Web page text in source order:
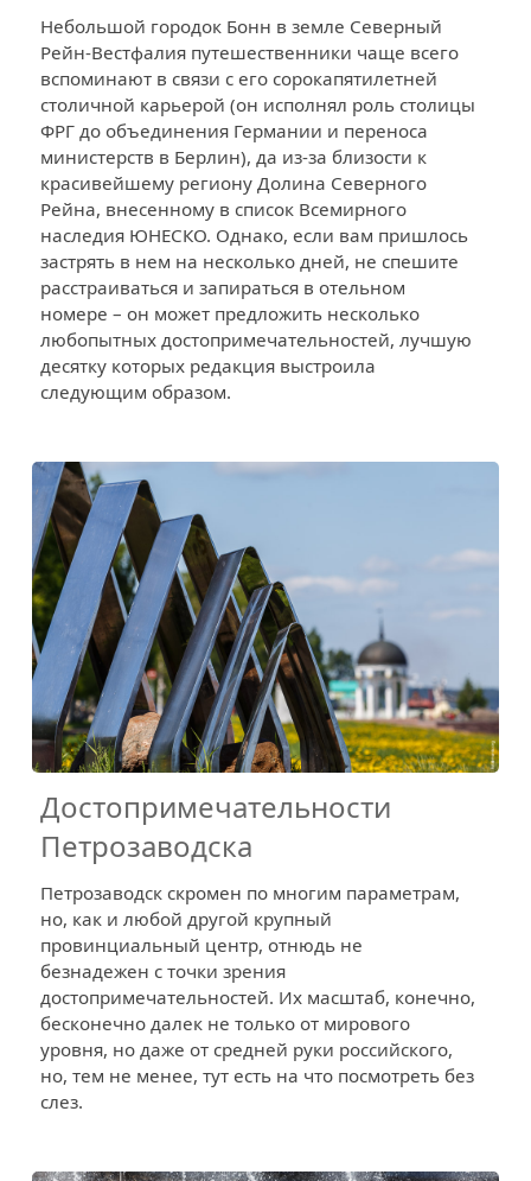
Небольшой городок Бонн в земле Северный
Рейн-Вестфалия путешественники чаще всего
вспоминают в связи с его сорокапятилетней
столичной карьерой (он исполнял роль столицы
ФРГ до объединения Германии и переноса
министерств в Берлин), да из-за близости к
красивейшему региону Долина Северного
Рейна, внесенному в список Всемирного
наследия ЮНЕСКО. Однако, если вам пришлось
застрять в нем на несколько дней, не спешите
расстраиваться и запираться в отельном
номере – он может предложить несколько
любопытных достопримечательностей, лучшую
десятку которых редакция выстроила
следующим образом.
Достопримечательности
Петрозаводска
Петрозаводск скромен по многим параметрам,
но, как и любой другой крупный
провинциальный центр, отнюдь не
безнадежен с точки зрения
достопримечательностей. Их масштаб, конечно,
бесконечно далек не только от мирового
уровня, но даже от средней руки российского,
но, тем не менее, тут есть на что посмотреть без
слез.